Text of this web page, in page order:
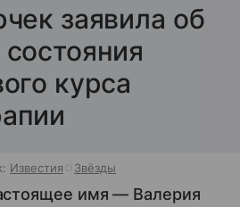
заявила об
курса
Известия Звёзды
имя — Валерия